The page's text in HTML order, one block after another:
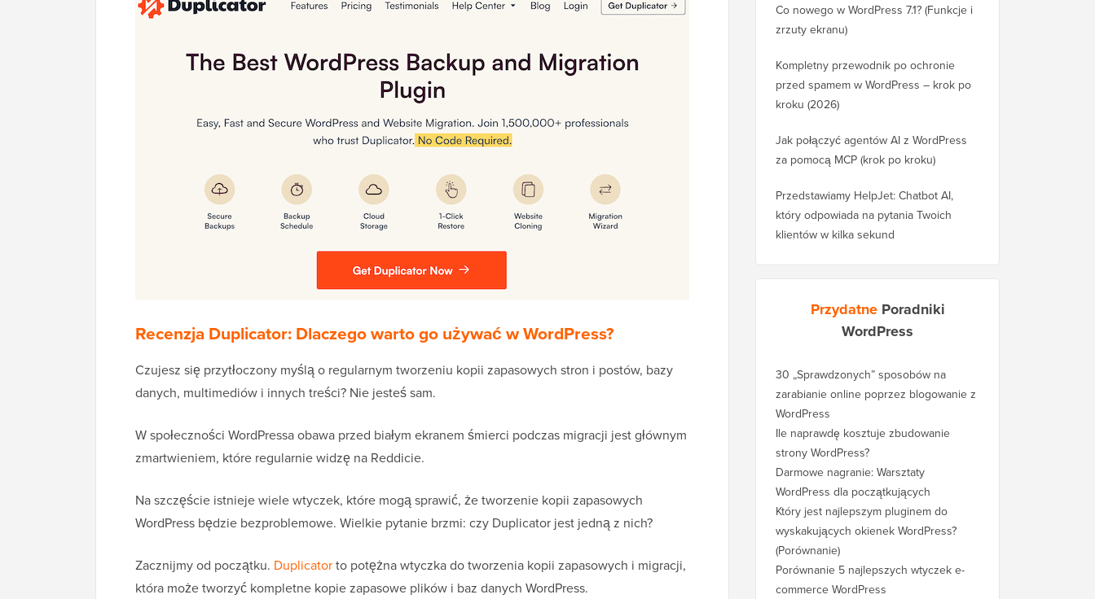
Recenzja Duplicator: Dlaczego warto go używać w WordPress?
Czujesz się przytłoczony myślą o regularnym tworzeniu kopii zapasowych stron i postów, bazy
danych, multimediów i innych treści? Nie jesteś sam.
W społeczności WordPressa obawa przed białym ekranem śmierci podczas migracji jest głównym
zmartwieniem, które regularnie widzę na Reddicie.
Na szczęście istnieje wiele wtyczek, które mogą sprawić, że tworzenie kopii zapasowych
WordPress będzie bezproblemowe. Wielkie pytanie brzmi: czy Duplicator jest jedną z nich?
Zacznijmy od początku. Duplicatorto potężna wtyczka do tworzenia kopii zapasowych i migracji,
która może tworzyć kompletne kopie zapasowe plików i baz danych WordPress.
Co nowego w WordPress 7.1? (Funkcje i
zrzuty ekranu)
Kompletny przewodnik po ochronie
przed spamem w WordPress – krok po
kroku (2026)
Jak połączyć agentów AI z WordPress
za pomocą MCP (krok po kroku)
Przedstawiamy HelpJet: Chatbot AI,
który odpowiada na pytania Twoich
klientów w kilka sekund
Przydatne Poradniki
WordPress
30 „Sprawdzonych” sposobów na
zarabianie online poprzez blogowanie z
WordPress
Ile naprawdę kosztuje zbudowanie
strony WordPress?
Darmowe nagranie: Warsztaty
WordPress dla początkujących
Który jest najlepszym pluginem do
wyskakujących okienek WordPress?
(Porównanie)
Porównanie 5 najlepszych wtyczek e-
commerce WordPress